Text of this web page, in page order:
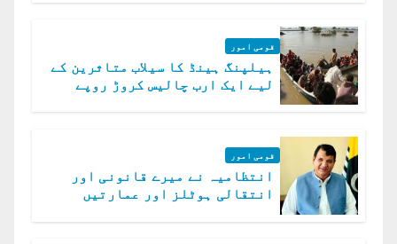
قومی امور
ہیلپنگ ہینڈ کا سیلاب متاثرین کے
لیے ایک ارب چالیس کروڑ روپے
قومی امور
انتظامیہ نے میرے قانونی اور
انتقالی ہوٹلز اور عمارتیں